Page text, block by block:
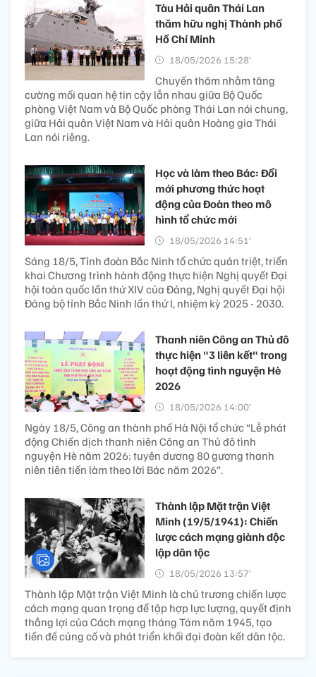
Tàu Hải quân Thái Lan
thăm hữu nghị Thành phố
Hồ Chí Minh
18/05/2026 15:28’
Chuyến thăm nhằm tăng
cường mối quan hệ tin cậy lẫn nhau giữa Bộ Quốc
phòng Việt Nam và Bộ Quốc phòng Thái Lan nói chung,
giữa Hải quân Việt Nam và Hải quân Hoàng gia Thái
Lan nói riêng.
Học và làm theo Bác: Đổi
mới phương thức hoạt
động của Đoàn theo mô
hình tổ chức mới
18/05/2026 14:51’
Sáng 18/5, Tỉnh đoàn Bắc Ninh tổ chức quán triệt, triển
khai Chương trình hành động thực hiện Nghị quyết Đại
hội toàn quốc lần thứ XIV của Đảng, Nghị quyết Đại hội
Đảng bộ tỉnh Bắc Ninh lần thứ I, nhiệm kỳ 2025 - 2030.
Thanh niên Công an Thủ đô
thực hiện "3 liên kết" trong
hoạt động tình nguyện Hè
2026
18/05/2026 14:00’
Ngày 18/5, Công an thành phố Hà Nội tổ chức “Lễ phát
động Chiến dịch thanh niên Công an Thủ đô tình
nguyện Hè năm 2026; tuyên dương 80 gương thanh
niên tiên tiến làm theo lời Bác năm 2026”.
Thành lập Mặt trận Việt
Minh (19/5/1941): Chiến
lược cách mạng giành độc
lập dân tộc
18/05/2026 13:57’
Thành lập Mặt trận Việt Minh là chủ trương chiến lược
cách mạng quan trọng để tập hợp lực lượng, quyết định
thắng lợi của Cách mạng tháng Tám năm 1945, tạo
tiền đề củng cố và phát triển khối đại đoàn kết dân tộc.